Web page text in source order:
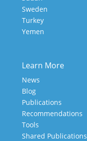
Sweden
Turkey
Yemen
Learn More
News
Blog
Publications
Recommendations
Tools
Shared Publications